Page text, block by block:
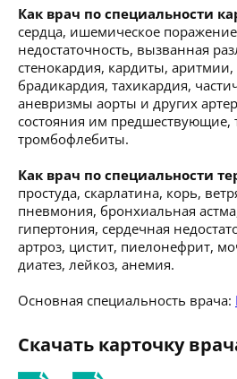
Как врач по специальности
сердца, ишемическое
недостаточность, вызванная
стенокардия, кардиты,
брадикардия, тахикардия,
аневризмы аорты и других
состояния им предшествующие,
тромбофлебиты.
Как врач по специальности
простуда, скарлатина, корь,
пневмония, бронхиальная
гипертония, сердечная
артроз, цистит, пиелонефрит,
диатез, лейкоз, анемия.
Основная специальность врача:
Скачать карточку